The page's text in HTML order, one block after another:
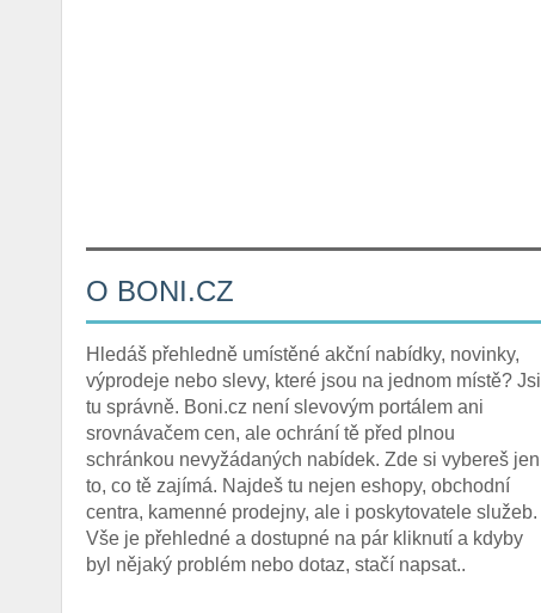
O BONI.CZ
Hledáš přehledně umístěné akční nabídky, novinky,
výprodeje nebo slevy, které jsou na jednom místě? Jsi
tu správně. Boni.cz není slevovým portálem ani
srovnávačem cen, ale ochrání tě před plnou
schránkou nevyžádaných nabídek. Zde si vybereš jen
to, co tě zajímá. Najdeš tu nejen eshopy, obchodní
centra, kamenné prodejny, ale i poskytovatele služeb.
Vše je přehledné a dostupné na pár kliknutí a kdyby
byl nějaký problém nebo dotaz, stačí napsat..